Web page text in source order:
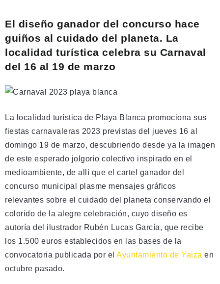
El diseño ganador del concurso hace
guiños al cuidado del planeta. La
localidad turística celebra su Carnaval
del 16 al 19 de marzo
La localidad turística de Playa Blanca promociona sus
fiestas carnavaleras 2023 previstas del jueves 16 al
domingo 19 de marzo, descubriendo desde ya la imagen
de este esperado jolgorio colectivo inspirado en el
medioambiente, de allí que el cartel ganador del
concurso municipal plasme mensajes gráficos
relevantes sobre el cuidado del planeta conservando el
colorido de la alegre celebración, cuyo diseño es
autoría del ilustrador Rubén Lucas García, que recibe
los 1.500 euros establecidos en las bases de la
convocatoria publicada por el Ayuntamiento de Yaiza en
octubre pasado.